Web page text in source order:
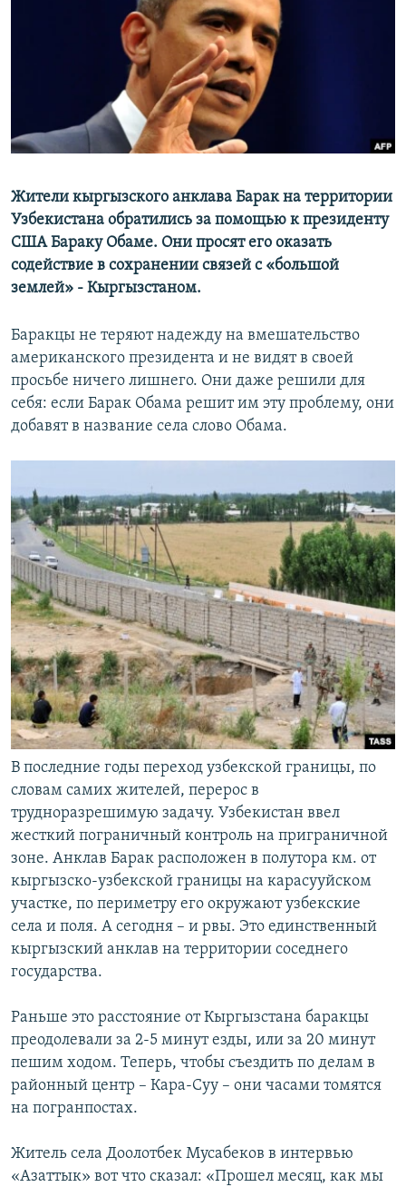
ЫҢГАЙСЫЗ СУРООЛОР
ЭЕ/АРнун бардык сайттары
Жители кыргызского анклава Барак на территории
Узбекистана обратились за помощью к президенту
США Бараку Обаме. Они просят его оказать
содействие в сохранении связей с «большой
землей» - Кыргызстаном.
Баракцы не теряют надежду на вмешательство
американского президента и не видят в своей
просьбе ничего лишнего. Они даже решили для
себя: если Барак Обама решит им эту проблему, они
добавят в название села слово Обама.
В последние годы переход узбекской границы, по
словам самих жителей, перерос в
трудноразрешимую задачу. Узбекистан ввел
жесткий пограничный контроль на приграничной
зоне. Анклав Барак расположен в полутора км. от
кыргызско-узбекской границы на карасууйском
участке, по периметру его окружают узбекские
села и поля. А сегодня – и рвы. Это единственный
кыргызский анклав на территории соседнего
государства.
Раньше это расстояние от Кыргызстана баракцы
преодолевали за 2-5 минут езды, или за 20 минут
пешим ходом. Теперь, чтобы съездить по делам в
районный центр – Кара-Суу – они часами томятся
на погранпостах.
Житель села Доолотбек Мусабеков в интервью
«Азаттык» вот что сказал: «Прошел месяц, как мы